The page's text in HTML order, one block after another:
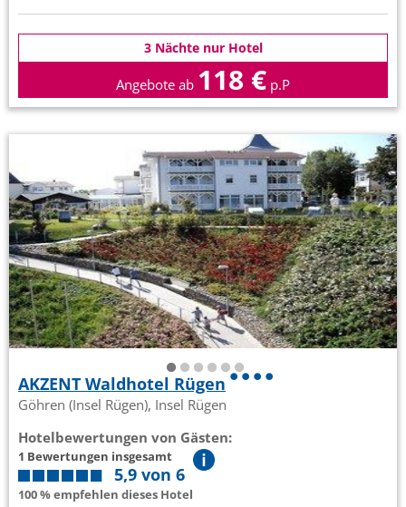
3 Nächte nur Hotel
Angebote ab 118 € p.P
AKZENT Waldhotel Rügen
Göhren (Insel Rügen), Insel Rügen
Hotelbewertungen von Gästen:
1 Bewertungen insgesamt
5,9 von 6
100 % empfehlen dieses Hotel